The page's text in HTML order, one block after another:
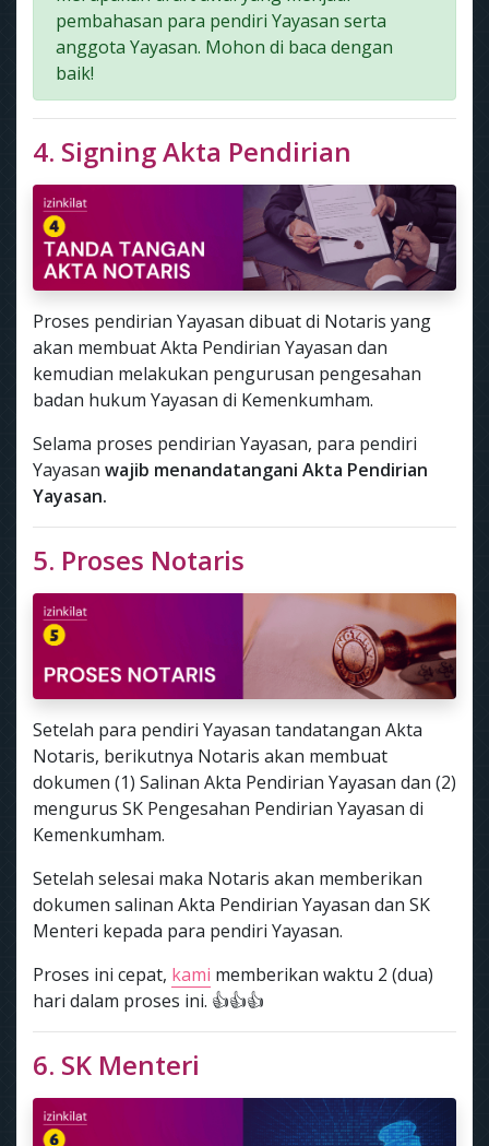
pembahasan para pendiri Yayasan serta
anggota Yayasan. Mohon di baca dengan
baik!
4. Signing Akta Pendirian
Proses pendirian Yayasan dibuat di Notaris yang
akan membuat Akta Pendirian Yayasan dan
kemudian melakukan pengurusan pengesahan
badan hukum Yayasan di Kemenkumham.
Selama proses pendirian Yayasan, para pendiri
Yayasan wajib menandatangani Akta Pendirian
Yayasan.
5. Proses Notaris
Setelah para pendiri Yayasan tandatangan Akta
Notaris, berikutnya Notaris akan membuat
dokumen (1) Salinan Akta Pendirian Yayasan dan (2)
mengurus SK Pengesahan Pendirian Yayasan di
Kemenkumham.
Setelah selesai maka Notaris akan memberikan
dokumen salinan Akta Pendirian Yayasan dan SK
Menteri kepada para pendiri Yayasan.
Proses ini cepat, kami memberikan waktu 2 (dua)
hari dalam proses ini. 👍👍👍
6. SK Menteri